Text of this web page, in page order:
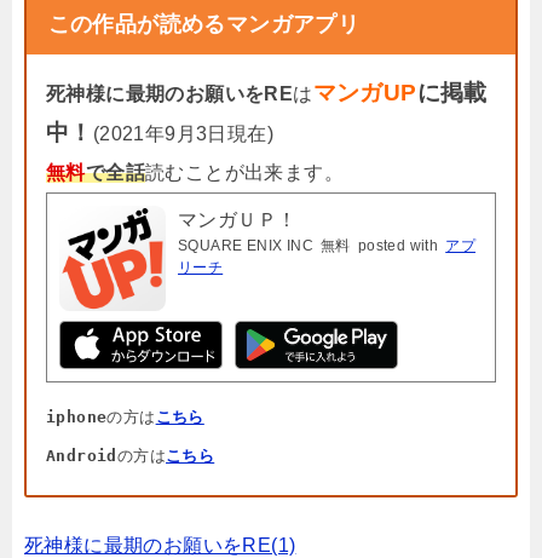
この作品が読めるマンガアプリ
死神様に最期のお願いをREはマンガUPに掲載
中！ (2021年9月3日現在)
無料で全話読むことが出来ます。
マンガＵＰ！
SQUARE ENIX INC 無料 posted with アプ
リーチ
iphoneの方は こちら
Android の方はこちら
死神様に最期のお願いをRE(1)